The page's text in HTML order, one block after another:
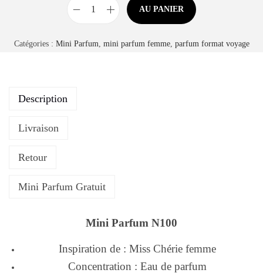
AU PANIER
Catégories : Mini Parfum, mini parfum femme, parfum format voyage
Description
Livraison
Retour
Mini Parfum Gratuit
Mini Parfum N100
Inspiration de : Miss Chérie femme
Concentration : Eau de parfum